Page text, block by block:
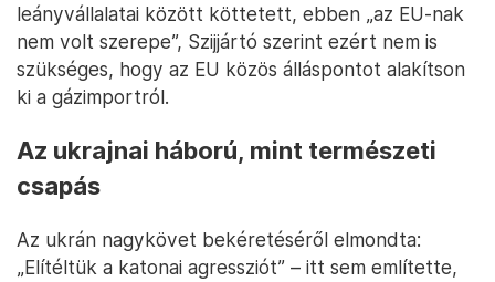
leányvállalatai között köttetett, ebben „az EU-nak
nem volt szerepe”, Szijjártó szerint ezért nem is
szükséges, hogy az EU közös álláspontot alakítson
ki a gázimportról.
Az ukrajnai háború, mint természeti
csapás
Az ukrán nagykövet bekéretéséről elmondta:
„Elítéltük a katonai agressziót” – itt sem említette,